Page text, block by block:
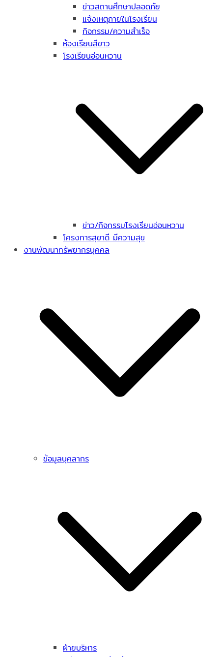
ข่าวสถานศึกษาปลอดภัย
แจ้งเหตุภายในโรงเรียน
กิจกรรม/ความสำเร็จ
ห้องเรียนสีขาว
โรงเรียนอ่อนหวาน
ข่าว/กิจกรรมโรงเรียนอ่อนหวาน
โครงการสุขาดี มีความสุข
งานพัฒนาทรัพยากรบุคคล
ข้อมูลบุคลากร
ฝ่ายบริหาร